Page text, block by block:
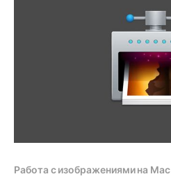
Работа с изображениями на Mac